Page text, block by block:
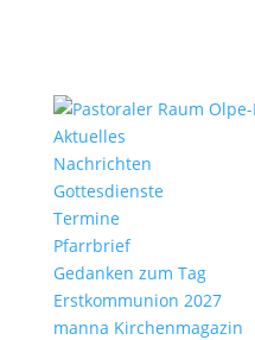
Aktu­elles
Nach­richten
Gottes­dienste
Termine
Pfarr­brief
Gedanken zum Tag
Erst­kom­mu­nion 2027
manna Kirchen­ma­gazin